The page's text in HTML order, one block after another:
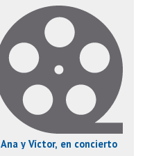
Ana y Víctor, en concierto